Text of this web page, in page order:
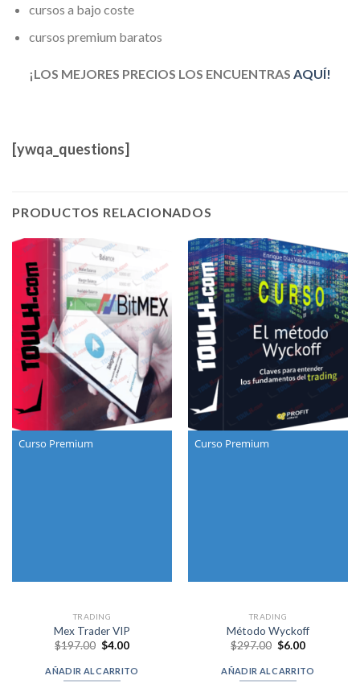
cursos a bajo coste
cursos premium baratos
¡LOS MEJORES PRECIOS LOS ENCUENTRAS AQUÍ!
[ywqa_questions]
PRODUCTOS RELACIONADOS
Curso Premium
TRADING
Mex Trader VIP
$197.00 Original
was:
$197.00.
$4.00Current
is:
$4.00.
AÑADIR AL CARRITO
Curso Premium
TRADING
Método Wyckoff
$297.00 Original
was:
$297.00.
$6.00Current
is:
$6.00.
AÑADIR AL CARRITO